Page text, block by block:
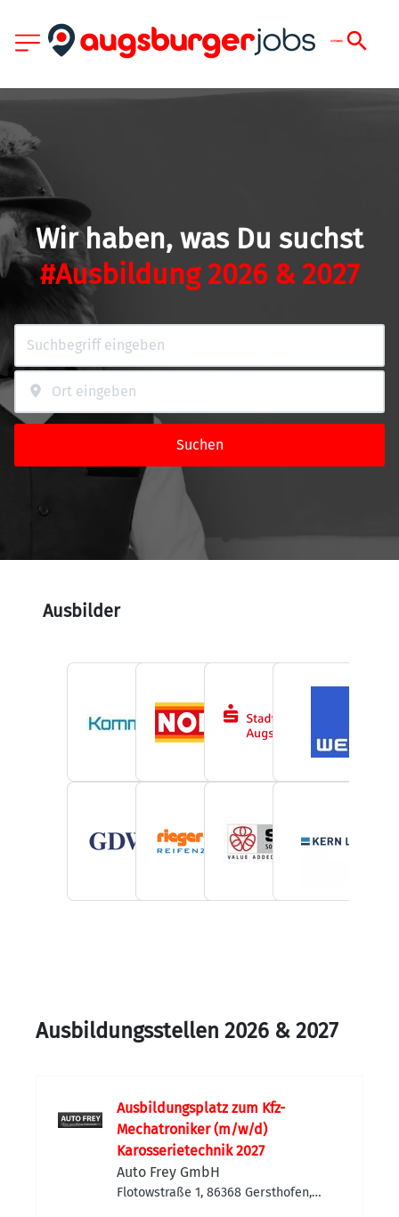
Wir haben, was Du suchst
#Ausbildung 2026 & 2027
Suchen
Ausbilder
Ausbildungsstellen 2026 & 2027
Ausbildungsplatz zum Kfz-
Mechatroniker (m/w/d)
Karosserietechnik 2027
Auto Frey GmbH
Flotowstraße 1, 86368 Gersthofen,